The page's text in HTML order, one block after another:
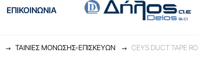
ΕΠΙΚΟΙΝΩΝΙΑ
ΤΑΙΝΙΕΣ ΜΟΝΩΣΗΣ-ΕΠΙΣΚΕΥΩΝ CEYS DUCT TAPE